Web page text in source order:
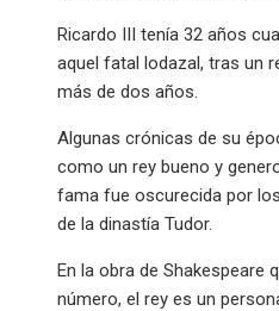
Ricardo III tenía 32 años
aquel fatal lodazal, tras un
más de dos años.
Algunas crónicas de su
como un rey bueno y
fama fue oscurecida por
de la dinastía Tudor.
En la obra de Shakespeare
número, el rey es un